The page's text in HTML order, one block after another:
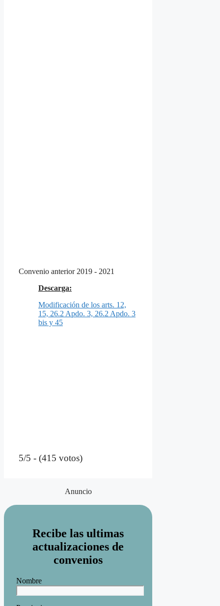
Convenio anterior 2019 - 2021
Descarga:
Modificación de los arts. 12,
15, 26.2 Apdo. 3, 26.2 Apdo. 3
bis y 45
5/5 - (415 votos)
Anuncio
Recibe las ultimas
actualizaciones de
convenios
Nombre